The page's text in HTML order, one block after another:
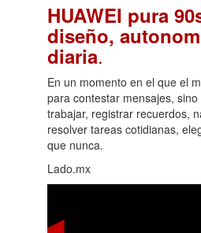
HUAWEI pura
diseño,
diaria.
En un momento en el que el
para contestar mensajes,
trabajar, registrar recuerdos,
resolver tareas cotidianas,
que nunca.
Lado.mx